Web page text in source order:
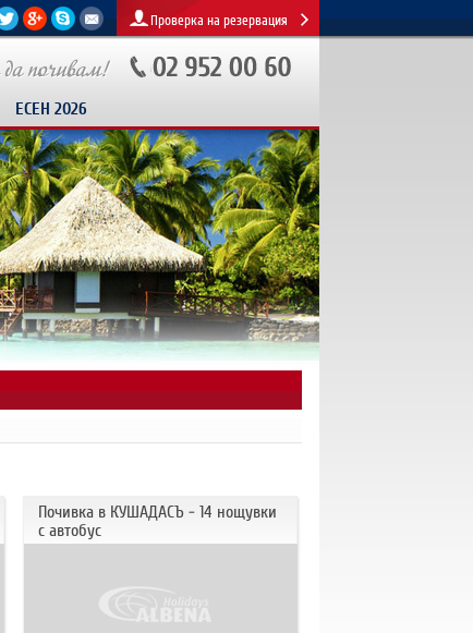
Проверка на резервация
ЕСЕН 2026
Почивка в КУШАДАСЪ - 14 нощувки
с автобус